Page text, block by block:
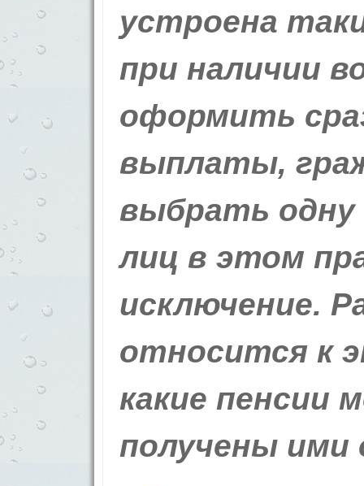
устроена
при наличии
оформить
выплаты,
выбрать одну
лиц в этом
исключение.
относится к
какие пенсии
получены ими